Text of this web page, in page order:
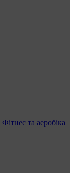
Фітнес та аеробіка